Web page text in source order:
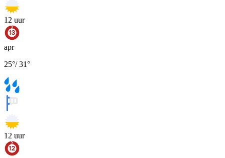
12 uur
apr
25°/31°
12 uur